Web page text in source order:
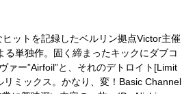
ットを記録したベルリン拠点Victor主催
る単独作。固く締まったキックにダブコ
ァー”Airfoil”と、それのデトロイト[Limit
ミックス。かなり、変！Basic Channel